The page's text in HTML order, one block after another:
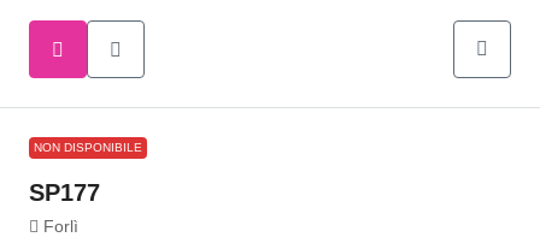
NON DISPONIBILE
SP177
Forlì